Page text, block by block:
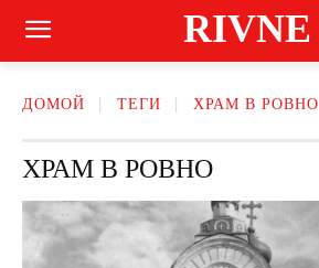
RIVNE
ДОМОЙ ТЕГИ ХРАМ В РОВНО
ХРАМ В РОВНО